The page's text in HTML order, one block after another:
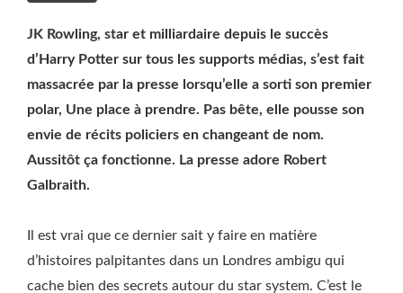
JK Rowling, star et milliardaire depuis le succès
d’Harry Potter sur tous les supports médias, s’est fait
massacrée par la presse lorsqu’elle a sorti son premier
polar, Une place à prendre. Pas bête, elle pousse son
envie de récits policiers en changeant de nom.
Aussitôt ça fonctionne. La presse adore Robert
Galbraith.
Il est vrai que ce dernier sait y faire en matière
d’histoires palpitantes dans un Londres ambigu qui
cache bien des secrets autour du star system. C’est le